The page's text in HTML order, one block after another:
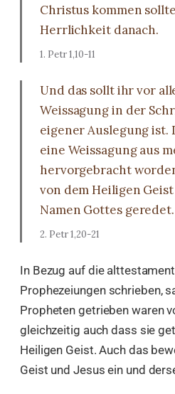
Christus kommen
Herrlichkeit danach.
1. Petr 1,10-11
Und das sollt ihr vor
Weissagung in der
eigener Auslegung ist.
eine Weissagung aus
hervorgebracht
von dem Heiligen
Namen Gottes geredet.
2. Petr 1,20-21
In Bezug auf die
Prophezeiungen schrieben,
Propheten getrieben waren
gleichzeitig auch dass sie
Heiligen Geist. Auch das
Geist und Jesus ein und